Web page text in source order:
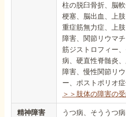
柱の脱臼骨折、脳
梗塞、脳出血、上
重症筋無力症、上
障害、関節リウマ
筋ジストロフィー
病、硬直性脊髄炎
障害、慢性関節リ
ー、ポストポリオ
＞＞肢体の障害の
精神障害
うつ病、そううつ